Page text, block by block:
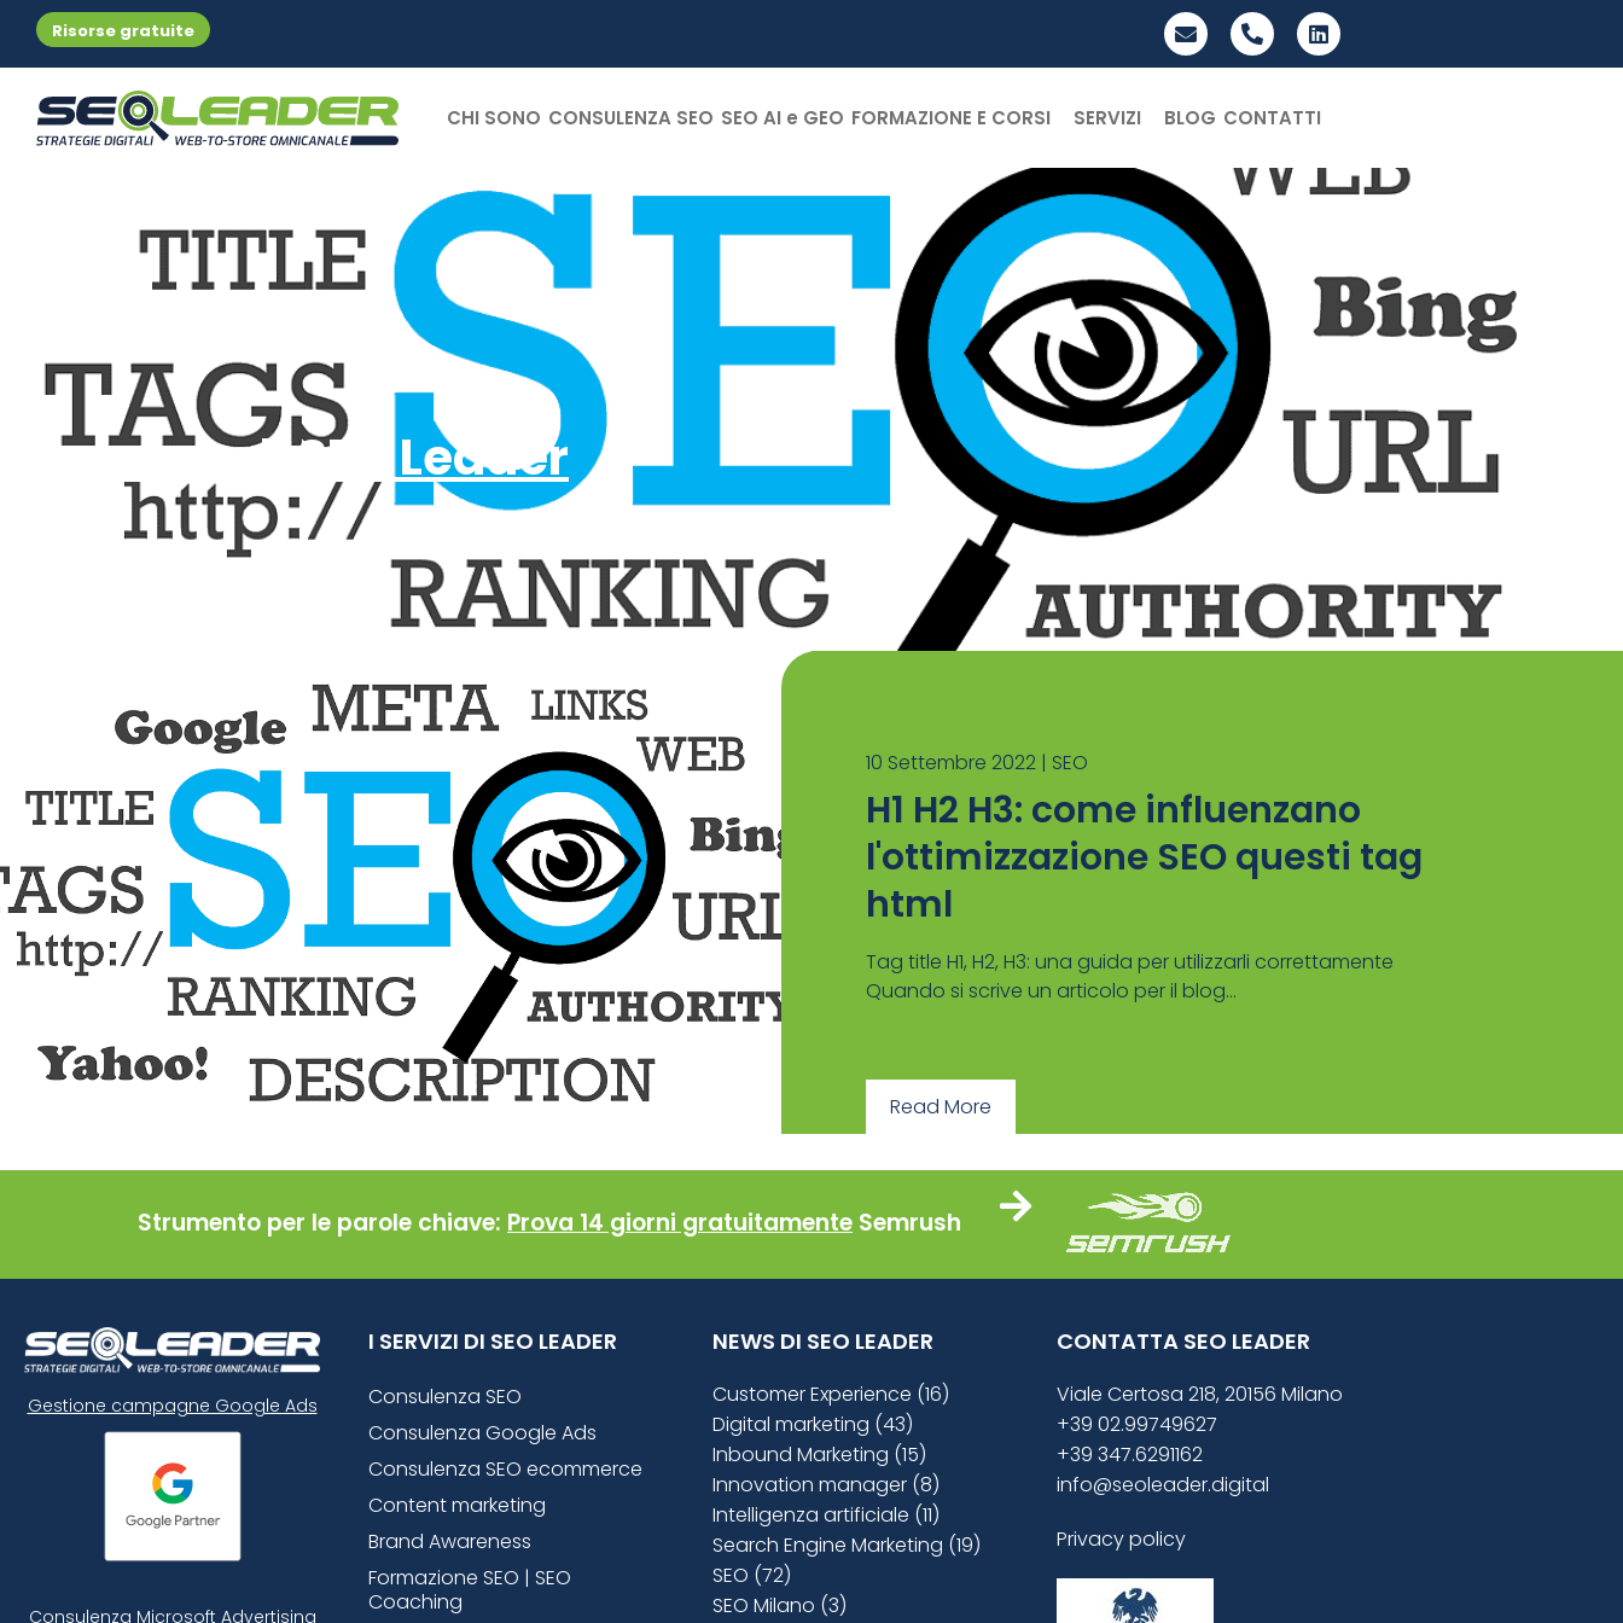
Risorse gratuite
CHI SONO CONSULENZA SEO SEO AI e GEO FORMAZIONE E CORSI SERVIZI BLOG CONTATTI
Le news di SEO Leader
10 Settembre 2022 | SEO
H1 H2 H3: come influenzano
l'ottimizzazione SEO questi tag
html
Tag title H1, H2, H3: una guida per utilizzarli correttamente
Quando si scrive un articolo per il blog...
Read More
Strumento per le parole chiave: Prova 14 giorni gratuitamente Semrush
Gestione campagne Google Ads
Consulenza Microsoft Advertising
I SERVIZI DI SEO LEADER
Consulenza SEO
Consulenza Google Ads
Consulenza SEO ecommerce
Content marketing
Brand Awareness
Formazione SEO | SEO
Coaching
NEWS DI SEO LEADER
Customer Experience (16)
Digital marketing (43)
Inbound Marketing (15)
Innovation manager (8)
Intelligenza artificiale (11)
Search Engine Marketing (19)
SEO (72)
SEO Milano (3)
CONTATTA SEO LEADER
Viale Certosa 218, 20156 Milano
+39 02.99749627
+39 347.6291162
info@seoleader.digital
Privacy policy